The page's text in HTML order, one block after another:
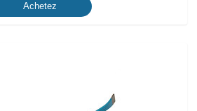
Achetez